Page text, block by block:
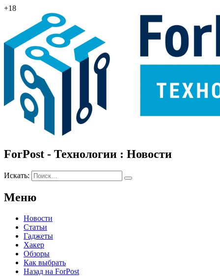
+18
ForPost - Технологии : Новости
Искать:
Меню
Новости
Статьи
Гаджеты
Хакер
Обзоры
Как выбрать
Назад на ForPost